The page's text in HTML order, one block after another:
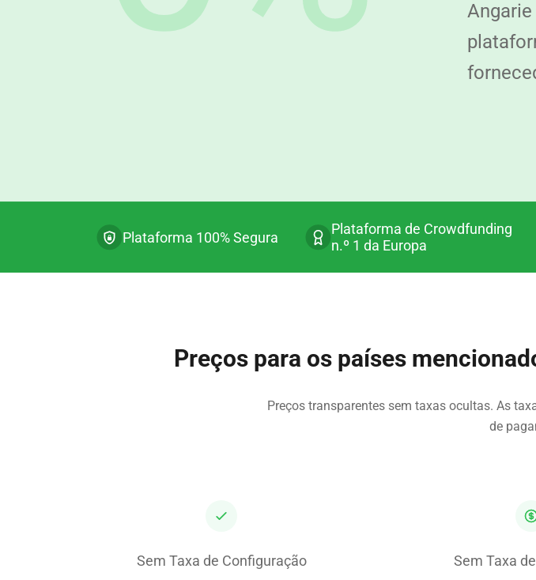
Plataforma 100% Segura
Plataforma de Crowdfunding
n.º 1 da Europa
Preços para os países
Preços transparentes sem taxas ocultas. As
de
Sem Taxa de Configuração Sem Taxa